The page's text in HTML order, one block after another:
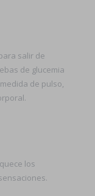
salir de
de glucemia
de pulso,
los